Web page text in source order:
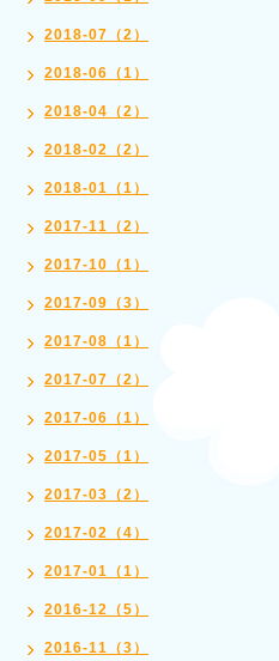
2018-07（2）
2018-06（1）
2018-04（2）
2018-02（2）
2018-01（1）
2017-11（2）
2017-10（1）
2017-09（3）
2017-08（1）
2017-07（2）
2017-06（1）
2017-05（1）
2017-03（2）
2017-02（4）
2017-01（1）
2016-12（5）
2016-11（3）